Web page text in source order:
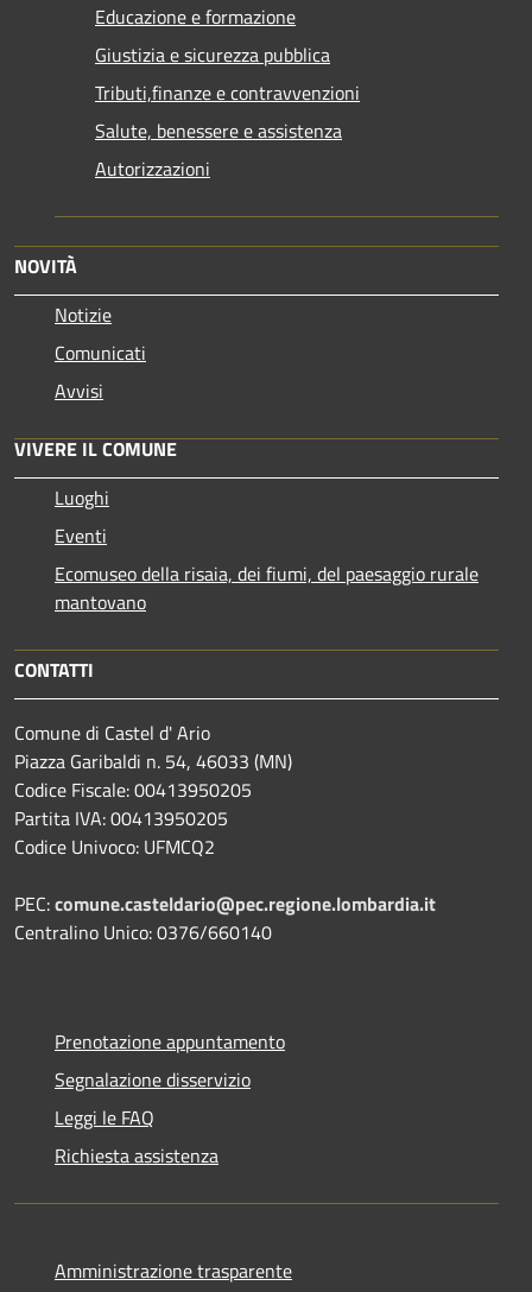
Educazione e formazione
Giustizia e sicurezza pubblica
Tributi,finanze e contravvenzioni
Salute, benessere e assistenza
Autorizzazioni
NOVITÀ
Notizie
Comunicati
Avvisi
VIVERE IL COMUNE
Luoghi
Eventi
Ecomuseo della risaia, dei fiumi, del paesaggio rurale
mantovano
CONTATTI
Comune di Castel d' Ario
Piazza Garibaldi n. 54, 46033 (MN)
Codice Fiscale: 00413950205
Partita IVA: 00413950205
Codice Univoco: UFMCQ2
PEC:comune.casteldario@pec.regione.lombardia.it
Centralino Unico: 0376/660140
Prenotazione appuntamento
Segnalazione disservizio
Leggi le FAQ
Richiesta assistenza
Amministrazione trasparente